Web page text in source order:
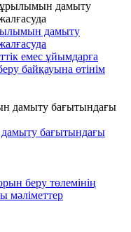
дамыту
емес ұйымдарға
байқауына өтінім
бағытындағы
беру төлемінің
мәліметтер